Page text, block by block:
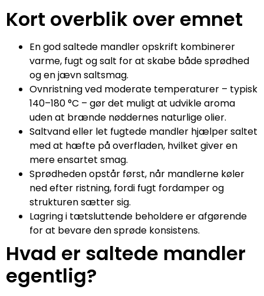
Kort overblik over emnet
En god saltede mandler opskrift kombinerer
varme, fugt og salt for at skabe både sprødhed
og en jævn saltsmag.
Ovnristning ved moderate temperaturer – typisk
140–180 °C – gør det muligt at udvikle aroma
uden at brænde nøddernes naturlige olier.
Saltvand eller let fugtede mandler hjælper saltet
med at hæfte på overfladen, hvilket giver en
mere ensartet smag.
Sprødheden opstår først, når mandlerne køler
ned efter ristning, fordi fugt fordamper og
strukturen sætter sig.
Lagring i tætsluttende beholdere er afgørende
for at bevare den sprøde konsistens.
Hvad er saltede mandler
egentlig?